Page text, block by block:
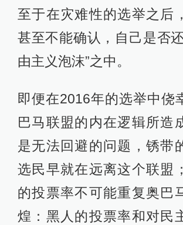
至于在灾难性的选举之后
甚至不能确认，自己是否
由主义泡沫”之中。
即便在2016年的选举中侥
巴马联盟的内在逻辑所造
是无法回避的问题，锈带
选民早就在远离这个联盟
的投票率不可能重复奥巴
煌：黑人的投票率和对民